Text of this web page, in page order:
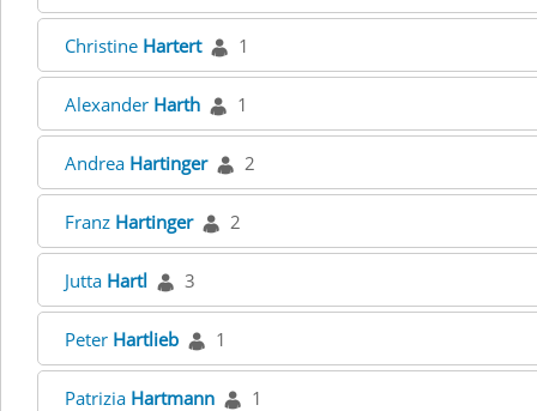
Christine Hartert 1
Alexander Harth 1
Andrea Hartinger 2
Franz Hartinger 2
Jutta Hartl 3
Peter Hartlieb 1
Patrizia Hartmann 1